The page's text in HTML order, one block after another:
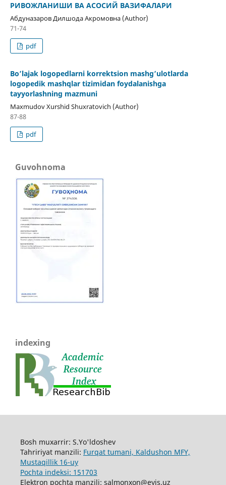
РИВОЖЛАНИШИ ВА АСОСИЙ ВАЗИФАЛАРИ
Абдуназаров Дилшода Акромовна (Author)
71-74
pdf
Bo’lajak logopedlarni korrektsion mashg’ulotlarda
logopedik mashqlar tizimidan foydalanishga
tayyorlashning mazmuni
Maxmudov Xurshid Shuxratovich (Author)
87-88
pdf
Guvohnoma
indexing
Bosh muxarrir: S.Yo'ldoshev
Tahririyat manzili: Furqat tumani, Kaldushon MFY,
Mustaqillik 16-uy
Pochta indeksi: 151703
Elektron pochta manzili: salmonxon@eyis.uz